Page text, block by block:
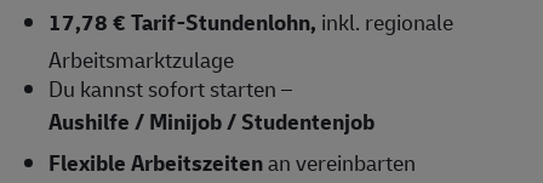
17,78 € Tarif-Stundenlohn, inkl. regionale
Arbeitsmarktzulage
Du kannst sofort starten –
Aushilfe / Minijob / Studentenjob
Flexible Arbeitszeitenan vereinbarten